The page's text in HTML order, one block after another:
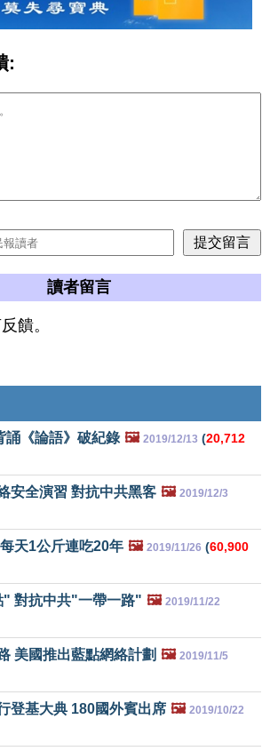
:
讀者留言
饋。
誦《論語》破紀錄 🖼️ 2019/12/13 (20,712
安全演習 對抗中共黑客 🖼️ 2019/12/3
天1公斤連吃20年 🖼️ 2019/11/26 (60,900
" 對抗中共"一帶一路" 🖼️ 2019/11/22
美國推出藍點網絡計劃 🖼️ 2019/11/5
登基大典 180國外賓出席 🖼️ 2019/10/22